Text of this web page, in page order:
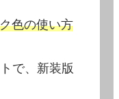
色の使い方
で、新装版